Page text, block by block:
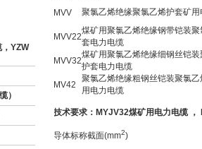
，YZW
）
MVV
聚氯乙烯绝缘聚氯乙烯护套矿
MVV22
煤矿用聚氯乙烯绝缘钢带铠装
套电力电缆
MVV32
煤矿用聚氯乙烯绝缘细钢丝铠
护套电力电缆
MV42
聚氯乙烯绝缘粗钢丝铠装聚氯
用电力电缆
技术要求：MYJV32煤矿用电力电缆
导体标称截面(mm2)